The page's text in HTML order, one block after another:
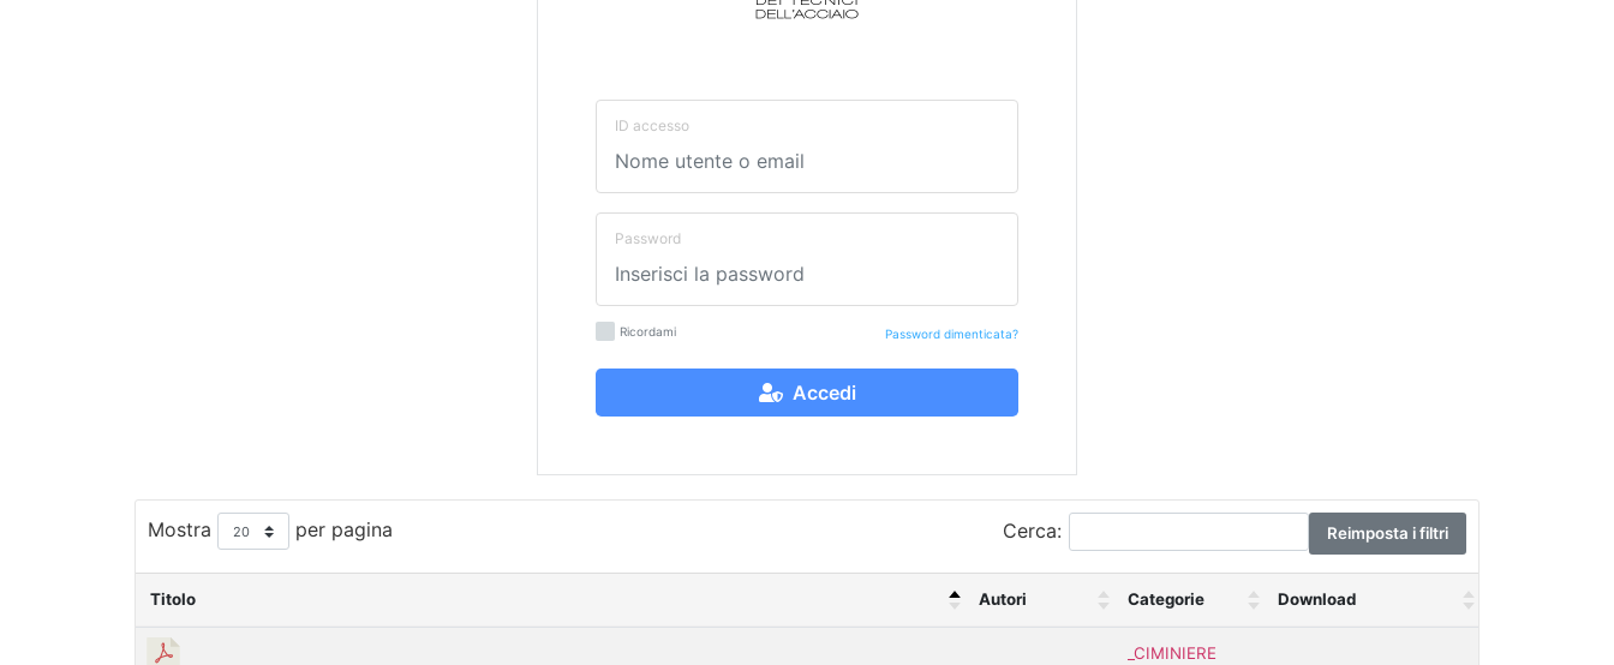
ID accesso
Password
Ricordami Password dimenticata?
Accedi
Mostra per pagina Cerca: Reimposta i filtri
Titolo Autori Categorie Download
_CIMINIERE